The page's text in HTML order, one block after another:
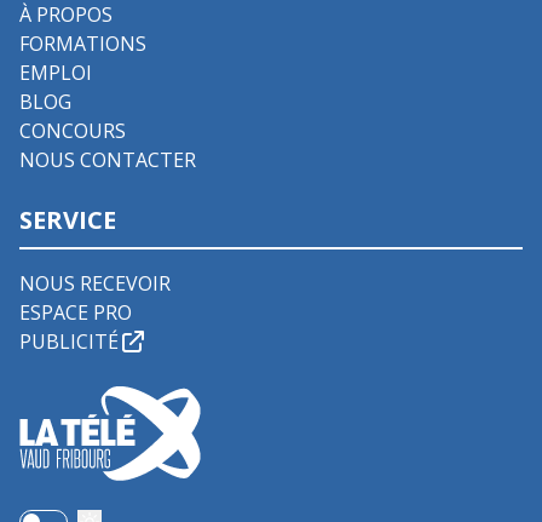
À PROPOS
FORMATIONS
EMPLOI
BLOG
CONCOURS
NOUS CONTACTER
SERVICE
NOUS RECEVOIR
ESPACE PRO
PUBLICITÉ